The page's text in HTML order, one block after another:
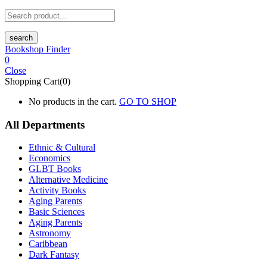
search
Bookshop Finder
0
Close
Shopping Cart(0)
No products in the cart. GO TO SHOP
All Departments
Ethnic & Cultural
Economics
GLBT Books
Alternative Medicine
Activity Books
Aging Parents
Basic Sciences
Aging Parents
Astronomy
Caribbean
Dark Fantasy